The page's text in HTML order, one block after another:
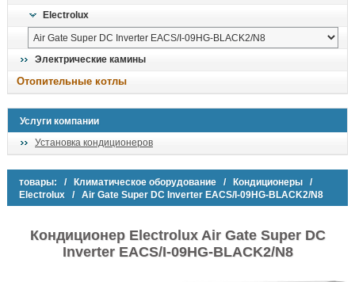
Electrolux
Электрические камины
Отопительные котлы
Услуги компании
Установка кондиционеров
товары: / Климатическое оборудование / Кондиционеры /
Electrolux / Air Gate Super DC Inverter EACS/I-09HG-BLACK2/N8
Кондиционер Electrolux Air Gate Super DC
Inverter EACS/I-09HG-BLACK2/N8